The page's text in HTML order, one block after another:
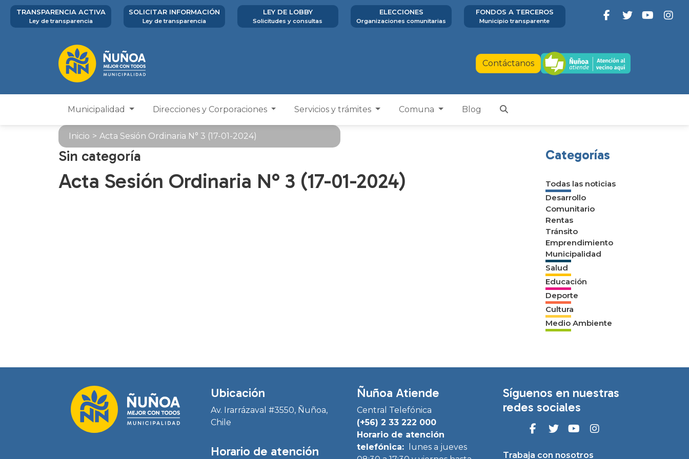
TRANSPARENCIA ACTIVA
Ley de transparencia
SOLICITAR INFORMACIÓN
Ley de transparencia
LEY DE LOBBY
Solicitudes y consultas
ELECCIONES
Organizaciones comunitarias
FONDOS A TERCEROS
Municipio transparente
Contáctanos
Municipalidad Direcciones y Corporaciones Servicios y trámites Comuna Blog
Inicio > Acta Sesión Ordinaria N° 3 (17-01-2024)
Sin categoría
Acta Sesión Ordinaria N° 3 (17-01-2024)
Categorías
Todas las noticias
Desarrollo
Comunitario
Rentas
Tránsito
Emprendimiento
Municipalidad
Salud
Educación
Deporte
Cultura
Medio Ambiente
Ubicación
Av. Irarrázaval #3550, Ñuñoa,
Chile
Horario de atención
Ñuñoa Atiende
Central Telefónica
(+56) 2 33 222 000
Horario de atención
telefónica:
lunes a jueves
Síguenos en nuestras
redes sociales
Trabaja con nosotros